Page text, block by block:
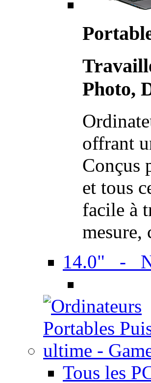
Photo,
offrant
Conçus
et tous
facile à
14.0" -
Tous les